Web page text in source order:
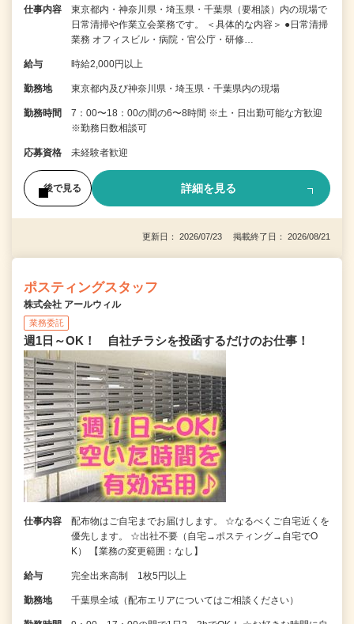
仕事内容
東京都内・神奈川県・埼玉県・千葉県（要相談）内の現場で
日常清掃や作業立会業務です。 ＜具体的な内容＞ ●日常清掃
業務 オフィスビル・病院・官公庁・研修…
給与 時給2,000円以上
勤務地 東京都内及び神奈川県・埼玉県・千葉県内の現場
勤務時間
7：00〜18：00の間の6〜8時間 ※土・日出勤可能な方歓迎
※勤務日数相談可
応募資格 未経験者歓迎
後で見る 詳細を見る
更新日： 2026/07/23 掲載終了日： 2026/08/21
ポスティングスタッフ
株式会社 アールウィル
業務委託
週1日～OK！ 自社チラシを投函するだけのお仕事！
仕事内容
配布物はご自宅までお届けします。 ☆なるべくご自宅近くを
優先します。 ☆出社不要（自宅→ポスティング→自宅でO
K） 【業務の変更範囲：なし】
給与 完全出来高制 1枚5円以上
勤務地 千葉県全域（配布エリアについてはご相談ください）